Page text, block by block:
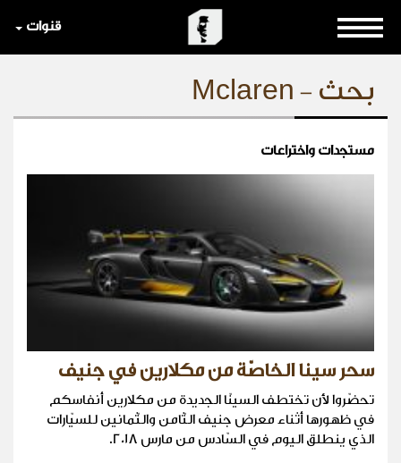
قنوات
بحث - Mclaren
مستجدات واختراعات
سحر سينا الخاصّة من مكلارين في جنيف
تحضّروا لأن تختطف السينّا الجديدة من مكلارين أنفاسكم
في ظهورها أثناء معرض جنيف الثّامن والثّمانين للسيّارات
الذي ينطلق اليوم في السّادس من مارس 2018.